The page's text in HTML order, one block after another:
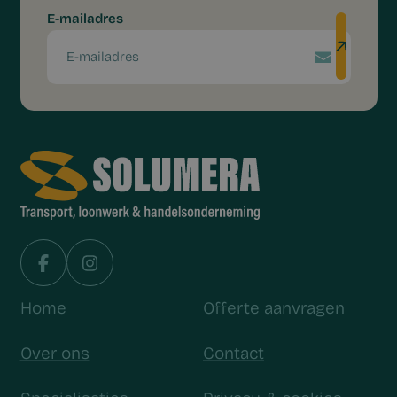
E-mailadres
Home
Over ons
Offerte aanvragen
Contact